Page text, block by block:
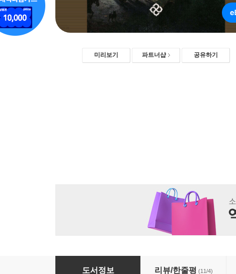
미리보기 파트너샵 공유하기
도서정보 리뷰/한줄평 (11/4)